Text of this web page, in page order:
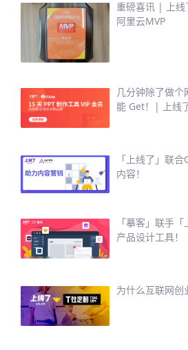
重磅喜讯 | 上线
阿里云MVP
几分钟除了做个
能 Get！| 上线
「上线了」联
内容！
「摹客」联手
产品设计工具！
为什么互联网创